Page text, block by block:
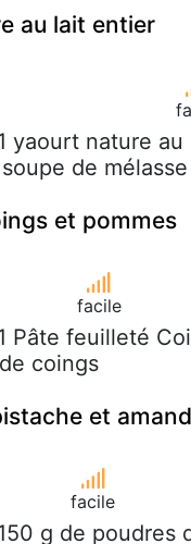
au lait entier
yaourt nature
de
et pommes
facile
Pâte feuilleté
coings
et
facile
g de poudres